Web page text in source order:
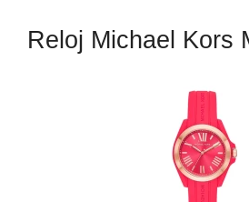
r
Reloj Michael Kors